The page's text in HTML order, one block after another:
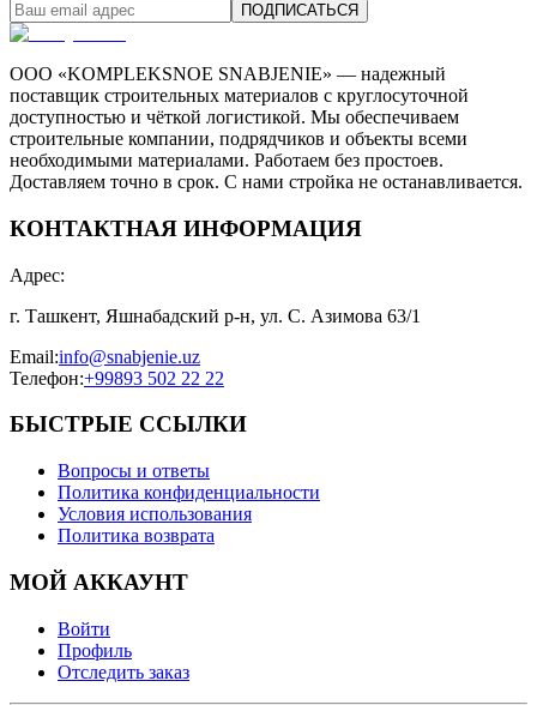
ПОДПИСАТЬСЯ
ООО «KOMPLEKSNOE SNABJENIE» — надежный
поставщик строительных материалов с круглосуточной
доступностью и чёткой логистикой. Мы обеспечиваем
строительные компании, подрядчиков и объекты всеми
необходимыми материалами. Работаем без простоев.
Доставляем точно в срок. С нами стройка не останавливается.
КОНТАКТНАЯ ИНФОРМАЦИЯ
Адрес:
г. Ташкент, Яшнабадский р-н, ул. С. Азимова 63/1
Email:info@snabjenie.uz
Телефон:+99893 502 22 22
БЫСТРЫЕ ССЫЛКИ
Вопросы и ответы
Политика конфиденциальности
Условия использования
Политика возврата
МОЙ АККАУНТ
Войти
Профиль
Отследить заказ